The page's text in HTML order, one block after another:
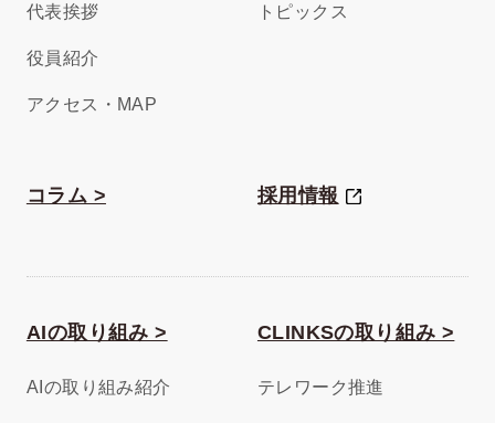
代表挨拶
役員紹介
アクセス・MAP
トピックス
コラム > 採用情報
AIの取り組み >
AIの取り組み紹介
CLINKSの取り組み >
テレワーク推進